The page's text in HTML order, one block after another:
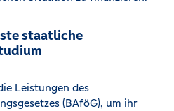
staatliche
Leistungen des
(BAföG), um ihr